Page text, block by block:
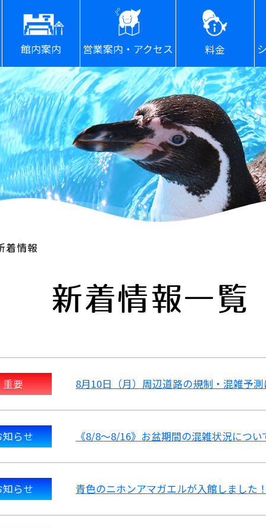
館内案内 営業案内・アクセス 料金
着情報
新着情報一覧
重要 8月10日（月）周辺道路の規制・混雑予測
知らせ 《8/8～8/16》お盆期間の混雑状況につい
知らせ 青色のニホンアマガエルが入館しました！